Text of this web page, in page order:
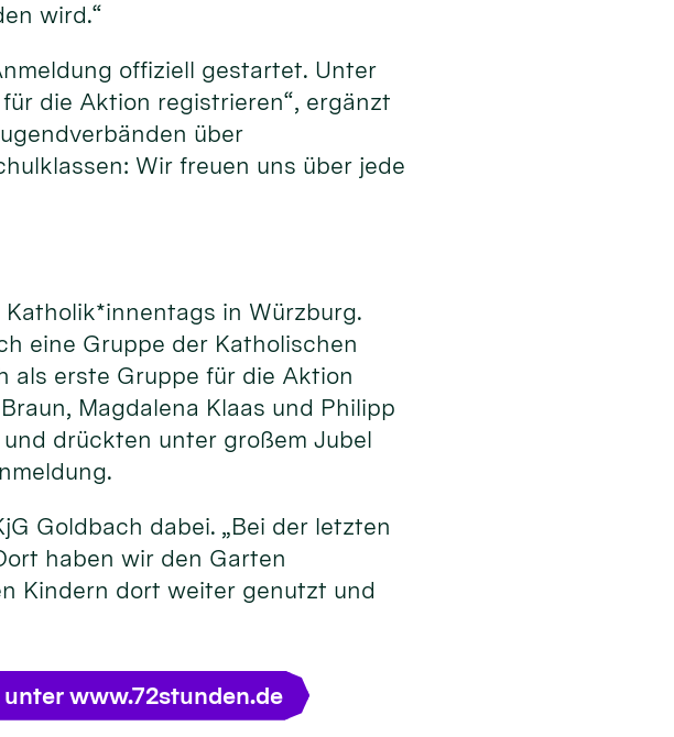
wird.“
offiziell gestartet. Unter
die Aktion registrieren“, ergänzt
über
Wir freuen uns über jede
in Würzburg.
eine Gruppe der Katholischen
als erste Gruppe für die Aktion
Magdalena Klaas und Philipp
drückten unter großem Jubel
Goldbach dabei. „Bei der letzten
haben wir den Garten
Kindern dort weiter genutzt und
www.72stunden.de